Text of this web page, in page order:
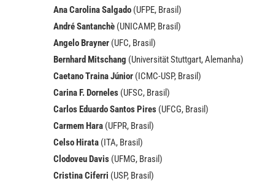
Ana Carolina Salgado (UFPE, Brasil)
André Santanchè (UNICAMP, Brasil)
Angelo Brayner (UFC, Brasil)
Bernhard Mitschang (Universität Stuttgart, Alemanha)
Caetano Traina Júnior (ICMC-USP, Brasil)
Carina F. Dorneles (UFSC, Brasil)
Carlos Eduardo Santos Pires (UFCG, Brasil)
Carmem Hara (UFPR, Brasil)
Celso Hirata (ITA, Brasil)
Clodoveu Davis (UFMG, Brasil)
Cristina Ciferri (USP, Brasil)